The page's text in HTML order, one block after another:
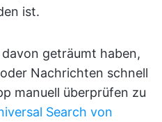
ist.
geträumt haben,
Nachrichten schnell
manuell überprüfen zu
Search von